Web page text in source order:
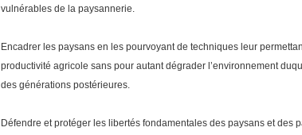
vulnérables de la paysannerie.
Encadrer les paysans en les pourvoyant de techniques leur
productivité agricole sans pour autant dégrader l’environnement
des générations postérieures.
Défendre et protéger les libertés fondamentales des paysans et des